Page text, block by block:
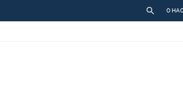
О НАС